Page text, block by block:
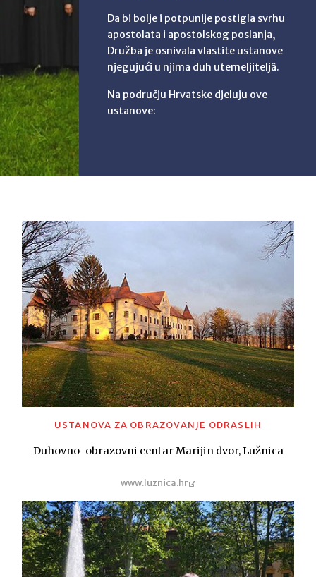
Da bi bolje i potpunije postigla svrhu
apostolata i apostolskog poslanja,
Družba je osnivala vlastite ustanove
njegujući u njima duh utemeljiteljâ.
Na području Hrvatske djeluju ove
ustanove:
USTANOVA ZA OBRAZOVANJE ODRASLIH
Duhovno-obrazovni centar Marijin dvor, Lužnica
www.luznica.hr